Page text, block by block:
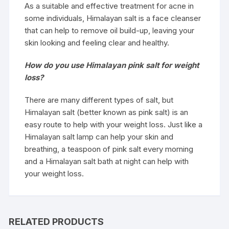
As a suitable and effective treatment for acne in
some individuals, Himalayan salt is a face cleanser
that can help to remove oil build-up, leaving your
skin looking and feeling clear and healthy.
How do you use Himalayan pink salt for weight
loss?
There are many different types of salt, but
Himalayan salt (better known as pink salt) is an
easy route to help with your weight loss. Just like a
Himalayan salt lamp can help your skin and
breathing, a teaspoon of pink salt every morning
and a Himalayan salt bath at night can help with
your weight loss.
RELATED PRODUCTS